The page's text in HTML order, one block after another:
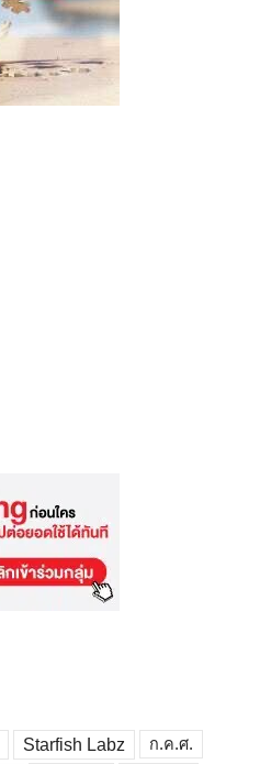
Starfish Labz ก.ค.ศ.